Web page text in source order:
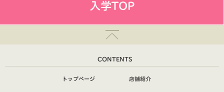
入学TOP
CONTENTS
トップページ 店舗紹介